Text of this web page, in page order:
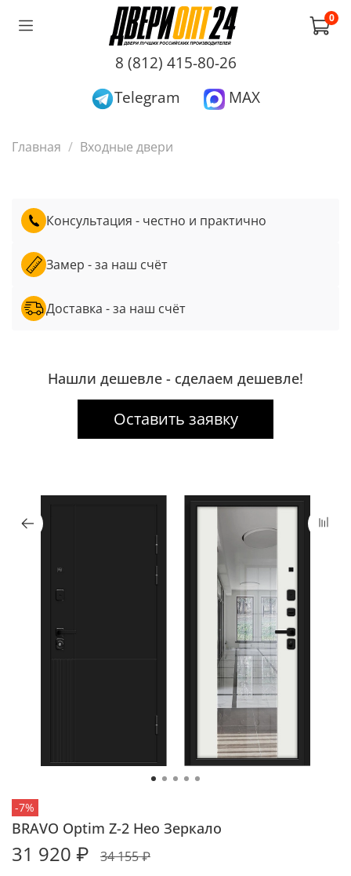
0
8 (812) 415-80-26
Telegram
MAX
Главная Входные двери
Консультация - честно и практично
Замер - за наш счёт
Доставка - за наш счёт
Нашли дешевле - сделаем дешевле!
Оставить заявку
-7%
BRAVO Optim Z-2 Нео Зеркало
31 920 ₽ 34 155 ₽